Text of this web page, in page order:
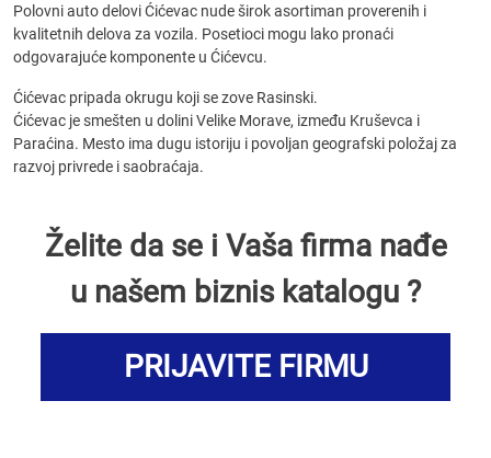
Polovni auto delovi Ćićevac nude širok asortiman proverenih i
kvalitetnih delova za vozila. Posetioci mogu lako pronaći
odgovarajuće komponente u Ćićevcu.
Ćićevac pripada okrugu koji se zove Rasinski.
Ćićevac je smešten u dolini Velike Morave, između Kruševca i
Paraćina. Mesto ima dugu istoriju i povoljan geografski položaj za
razvoj privrede i saobraćaja.
Želite da se i Vaša firma nađe
u našem biznis katalogu ?
PRIJAVITE FIRMU